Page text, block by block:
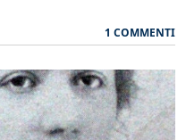
1 COMMENTI